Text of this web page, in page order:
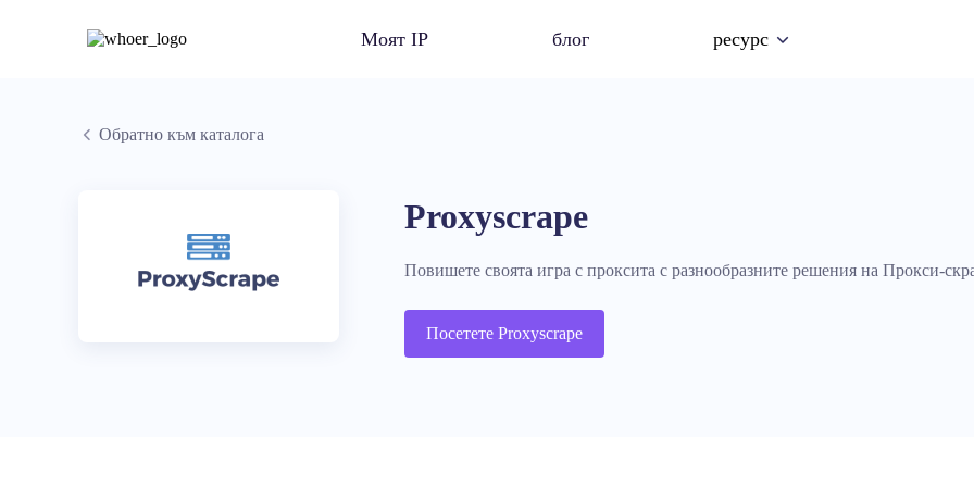
Моят IP блог ресурс
Обратно към каталога
Proxyscrape
Повишете своята игра с проксита с разнообразните решения на Прокси-
Посетете Proxyscrape